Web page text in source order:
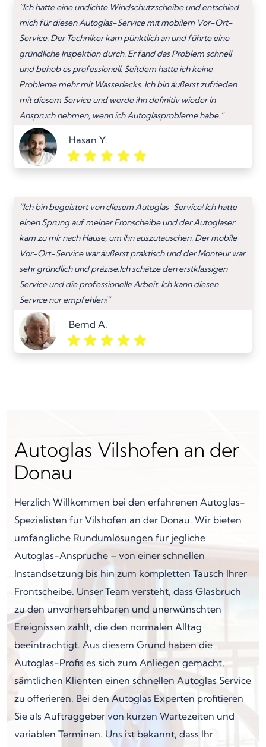
“Ich hatte eine undichte Windschutzscheibe und entschied
mich für diesen Autoglas-Service mit mobilem Vor-Ort-
Service. Der Techniker kam pünktlich an und führte eine
gründliche Inspektion durch. Er fand das Problem schnell
und behob es professionell. Seitdem hatte ich keine
Probleme mehr mit Wasserlecks. Ich bin äußerst zufrieden
mit diesem Service und werde ihn definitiv wieder in
Anspruch nehmen, wenn ich Autoglasprobleme habe.”
Hasan Y.
“Ich bin begeistert von diesem Autoglas-Service! Ich hatte
einen Sprung auf meiner Fronscheibe und der Autoglaser
kam zu mir nach Hause, um ihn auszutauschen. Der mobile
Vor-Ort-Service war äußerst praktisch und der Monteur war
sehr gründlich und präzise.Ich schätze den erstklassigen
Service und die professionelle Arbeit. Ich kann diesen
Service nur empfehlen!”
Bernd A.
Autoglas Vilshofen an der
Donau
Herzlich Willkommen bei den erfahrenen Autoglas-
Spezialisten für Vilshofen an der Donau. Wir bieten
umfängliche Rundumlösungen für jegliche
Autoglas-Ansprüche – von einer schnellen
Instandsetzung bis hin zum kompletten Tausch Ihrer
Frontscheibe. Unser Team versteht, dass Glasbruch
zu den unvorhersehbaren und unerwünschten
Ereignissen zählt, die den normalen Alltag
beeinträchtigt. Aus diesem Grund haben die
Autoglas-Profis es sich zum Anliegen gemacht,
sämtlichen Klienten einen schnellen Autoglas Service
zu offerieren. Bei den Autoglas Experten profitieren
Sie als Auftraggeber von kurzen Wartezeiten und
variablen Terminen. Uns ist bekannt, dass Ihr